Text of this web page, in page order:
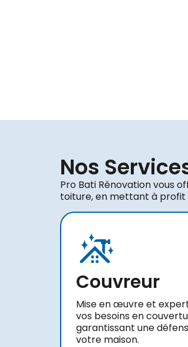
Nos
Pro Bati Rénovation vous
toiture, en mettant à
Couvreur
Mise en œuvre et
vos besoins en
garantissant une
votre maison.